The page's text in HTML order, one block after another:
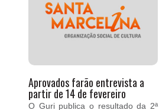
Aprovados farão entrevista a
partir de 14 de fevereiro
O Guri publica o resultado da 2ª